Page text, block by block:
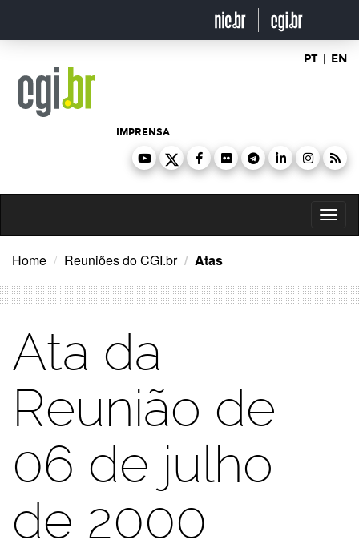
o
PT | EN
IMPRENSA
Home Reuniões do CGI.br Atas
Ata da
Reunião de
06 de julho
de 2000